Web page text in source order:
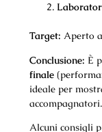
Target: Aperto
Conclusione: È
finale
ideale per
accompagnatori.
Alcuni consigli